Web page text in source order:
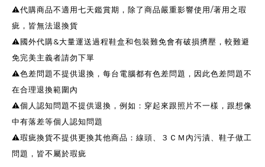
⚠️代購商品不適用七天鑑賞期，除了商品嚴重影響使用/著用之瑕
疵，皆無法退換貨
⚠️國外代購&大量運送過程鞋盒和包裝難免會有破損擠壓，較難避
免完美主義者請勿下單
⚠️色差問題不提供退換，每台電腦都有色差問題，因此色差問題不
在合理退換範圍內
⚠️個人認知問題不提供退換，例如：穿起來跟照片不一樣，跟想像
中有落差等個人認知問題
⚠️瑕疵換貨不提供更換其他商品：線頭、３ＣＭ內污漬、鞋子做工
問題，皆不屬於瑕疵